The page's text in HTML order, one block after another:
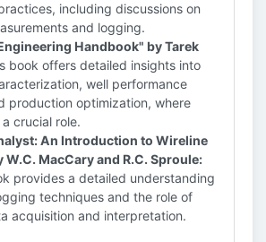
including discussions on
and logging.
Handbook" by Tarek
book offers detailed insights into
well performance
production optimization, where
crucial role.
An Introduction to Wireline
W.C. MacCary and R.C. Sproule:
provides a detailed understanding
techniques and the role of
acquisition and interpretation.